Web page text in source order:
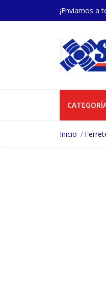
¡Enviamos a
Inicio